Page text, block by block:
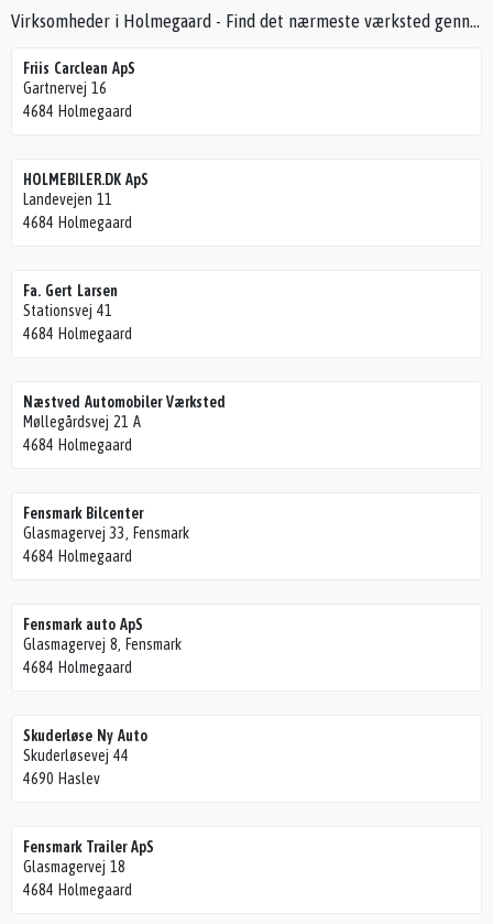
Virksomheder i Holmegaard - Find det nærmeste værksted gennem Seek4Cars
Friis Carclean ApS
Gartnervej 16
4684 Holmegaard
HOLMEBILER.DK ApS
Landevejen 11
4684 Holmegaard
Fa. Gert Larsen
Stationsvej 41
4684 Holmegaard
Næstved Automobiler Værksted
Møllegårdsvej 21 A
4684 Holmegaard
Fensmark Bilcenter
Glasmagervej 33, Fensmark
4684 Holmegaard
Fensmark auto ApS
Glasmagervej 8, Fensmark
4684 Holmegaard
Skuderløse Ny Auto
Skuderløsevej 44
4690 Haslev
Fensmark Trailer ApS
Glasmagervej 18
4684 Holmegaard